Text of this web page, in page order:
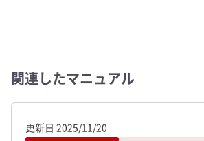
関連したマニュアル
更新日 2025/11/20